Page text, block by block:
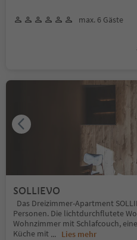
max. 6 Gäste
SOLLIEVO
Das Dreizimmer-Apartment
Personen. Die lichtdurchflutete
Wohnzimmer mit Schlafcouch,
Küche mit ... Lies mehr